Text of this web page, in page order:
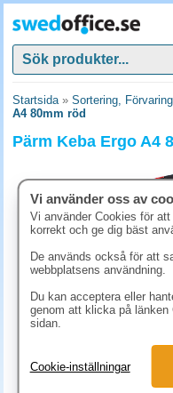
Startsida» Sortering, Förvaring
A4 80mm röd
Pärm Keba Ergo A4
Vi använder oss av
Vi använder Cookies för
korrekt och ge dig bäst
De används också för att
webbplatsens användning.
Du kan acceptera eller
genom att klicka på länken
sidan.
Cookie-inställningar